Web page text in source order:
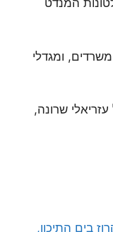
המנדט
ומגדלי
שרונה,
בים התיכון,